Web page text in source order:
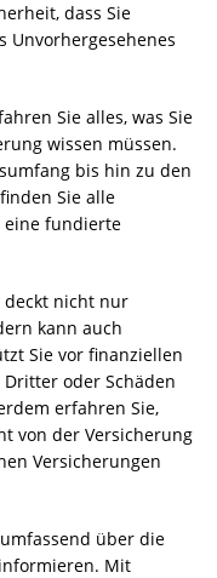
dass Sie
Unvorhergesehenes
Sie alles, was Sie
wissen müssen.
bis hin zu den
Sie alle
eine fundierte
nicht nur
kann auch
Sie vor finanziellen
oder Schäden
erfahren Sie,
von der Versicherung
Versicherungen
über die
Mit